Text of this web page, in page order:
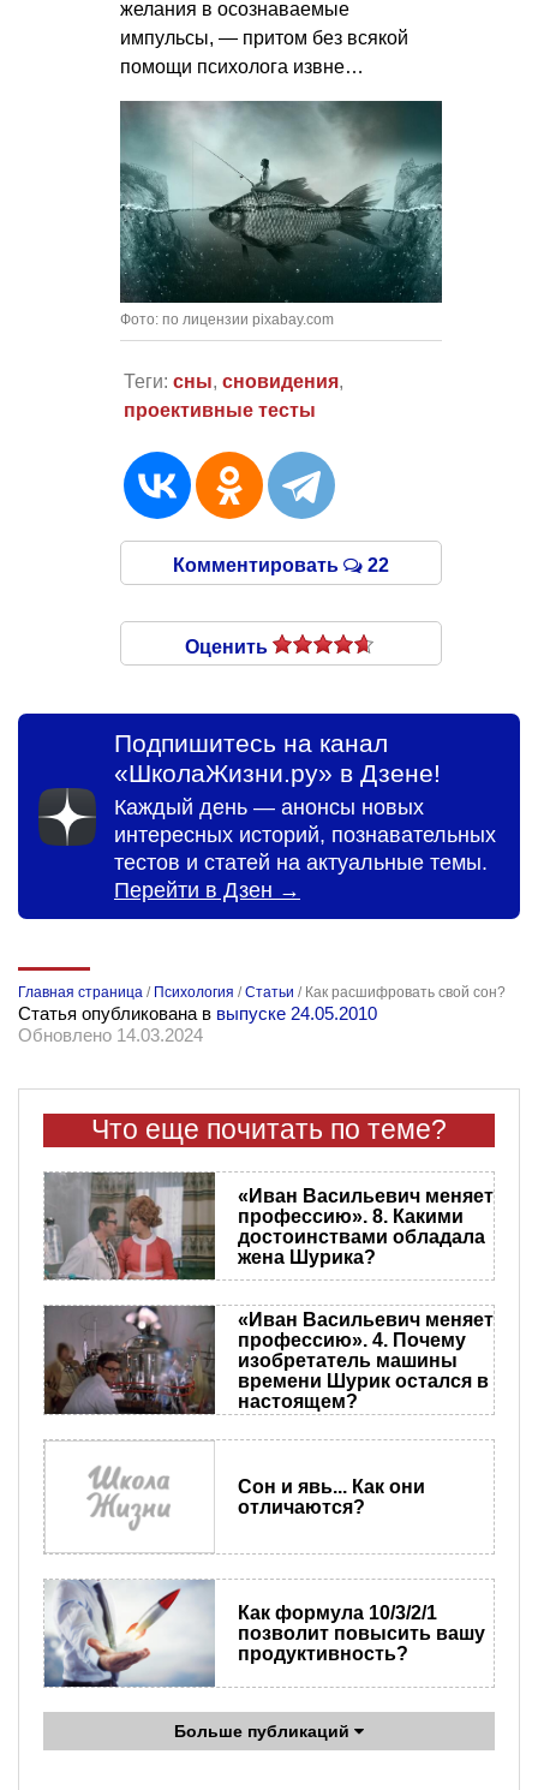
желания в осознаваемые
импульсы, — притом без всякой
помощи психолога извне…
Фото: по лицензии pixabay.com
Теги: сны, сновидения,
проективные тесты
Комментировать 22
Оценить
Подпишитесь на канал
«ШколаЖизни.ру» в Дзене!
Каждый день — анонсы новых
интересных историй, познавательных
тестов и статей на актуальные темы.
Перейти в Дзен →
Главная страница / Психология /Статьи / Как расшифровать свой сон?
Статья опубликована в выпуске 24.05.2010
Обновлено 14.03.2024
Что еще почитать по теме?
«Иван Васильевич меняет
профессию». 8. Какими
достоинствами обладала
жена Шурика?
«Иван Васильевич меняет
профессию». 4. Почему
изобретатель машины
времени Шурик остался в
настоящем?
Сон и явь... Как они
отличаются?
Как формула 10/3/2/1
позволит повысить вашу
продуктивность?
Больше публикаций